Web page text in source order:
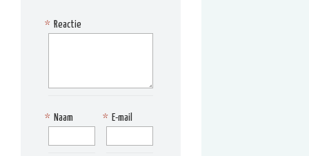
Reactie
*
Naam
* E-mail
*